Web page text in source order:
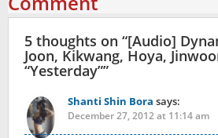
5 thoughts on “[Audio]
Joon, Kikwang, Hoya,
“Yesterday””
Shanti Shin Bora says:
December 27, 2012 at 11:14 am